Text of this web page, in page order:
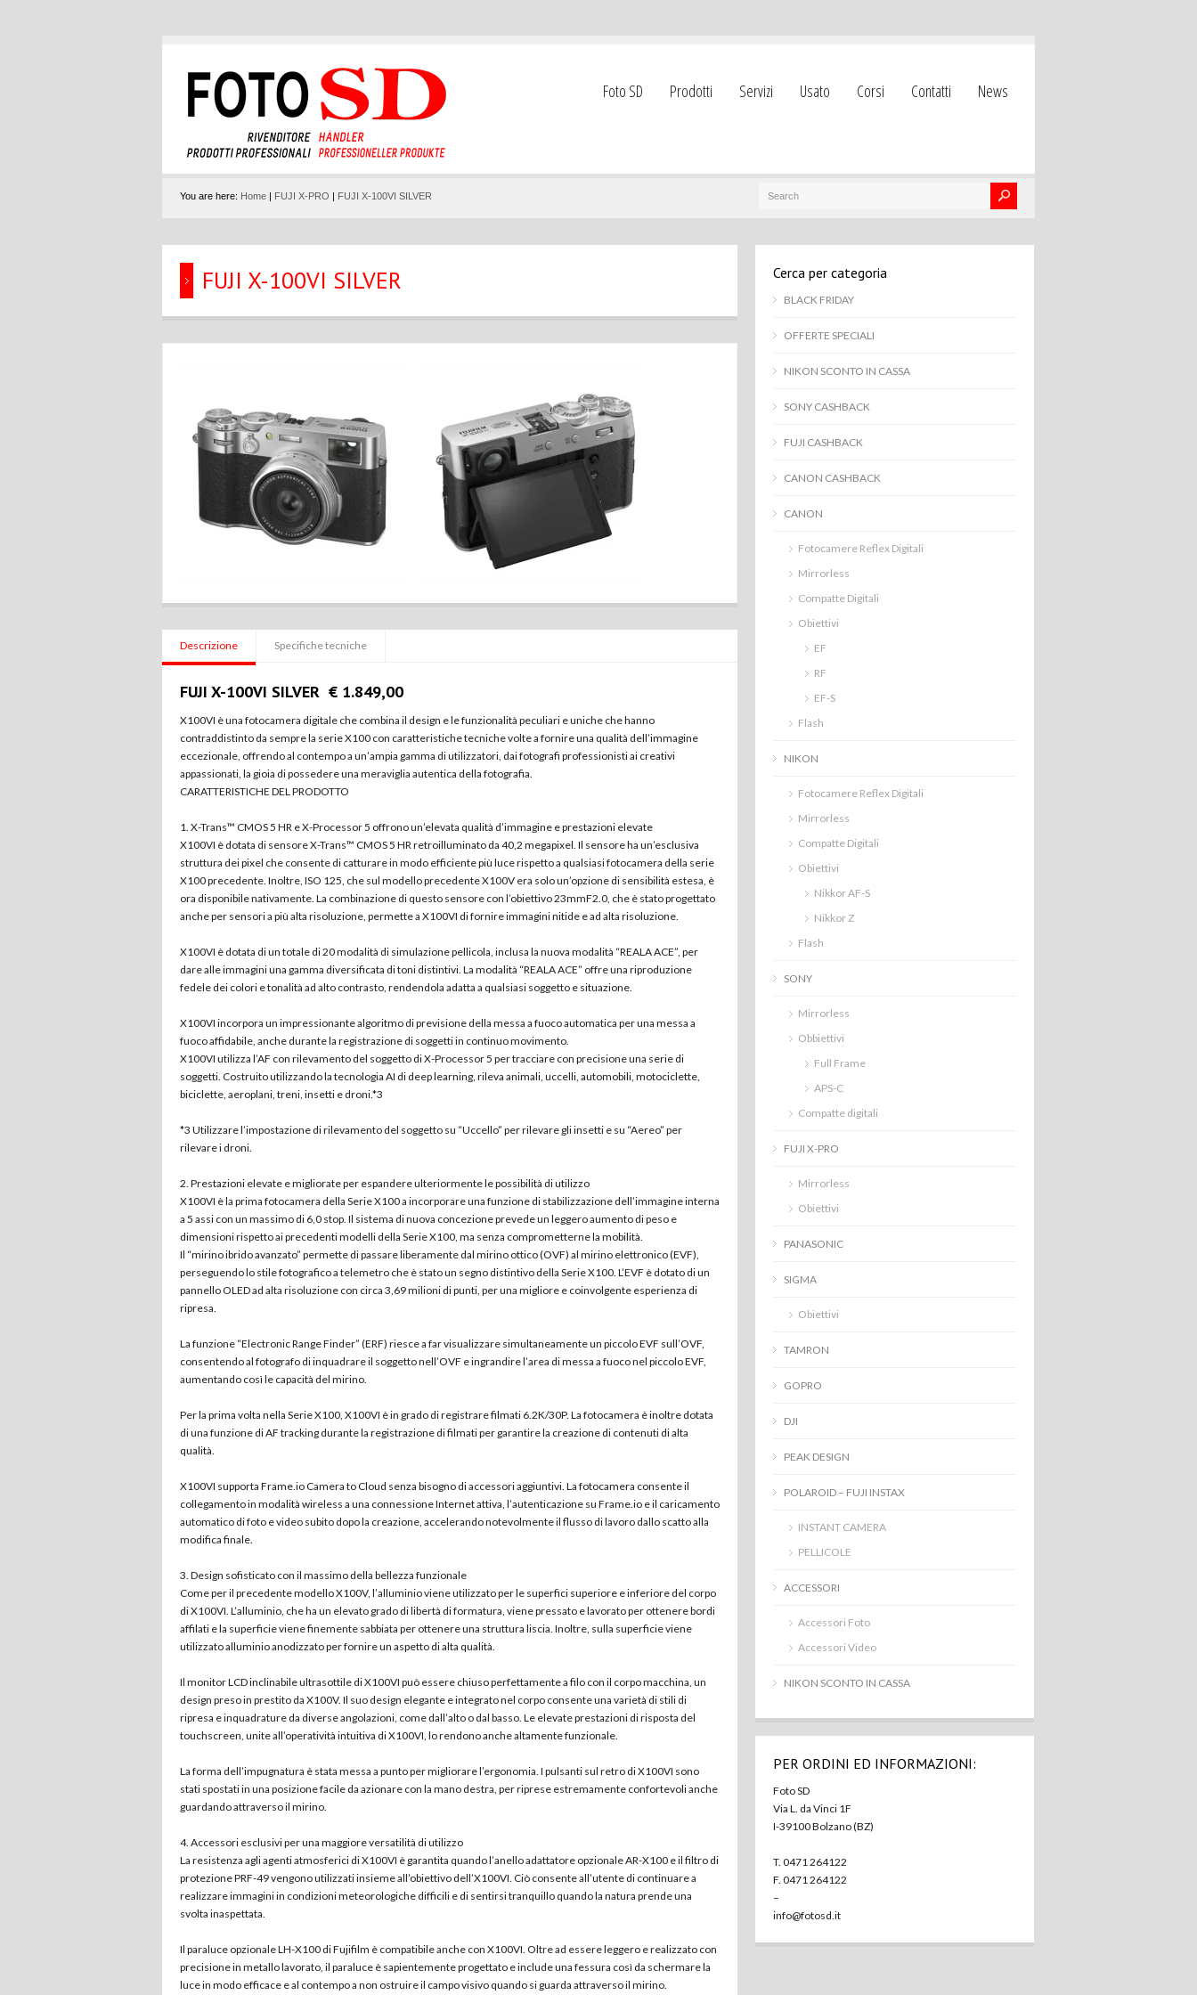
Foto SD Prodotti Servizi Usato Corsi Contatti News
You are here: Home | FUJI X-PRO | FUJI X-100VI SILVER
FUJI X-100VI SILVER
Descrizione Specifiche tecniche
FUJI X-100VI SILVER € 1.849,00
X100VI è una fotocamera digitale che combina il design e le funzionalità peculiari e uniche che hanno
contraddistinto da sempre la serie X100 con caratteristiche tecniche volte a fornire una qualità dell’immagine
eccezionale, offrendo al contempo a un’ampia gamma di utilizzatori, dai fotografi professionisti ai creativi
appassionati, la gioia di possedere una meraviglia autentica della fotografia.
CARATTERISTICHE DEL PRODOTTO
1. X-Trans™ CMOS 5 HR e X-Processor 5 offrono un’elevata qualità d’immagine e prestazioni elevate
X100VI è dotata di sensore X-Trans™ CMOS 5 HR retroilluminato da 40,2 megapixel. Il sensore ha un’esclusiva
struttura dei pixel che consente di catturare in modo efficiente più luce rispetto a qualsiasi fotocamera della serie
X100 precedente. Inoltre, ISO 125, che sul modello precedente X100V era solo un’opzione di sensibilità estesa, è
ora disponibile nativamente. La combinazione di questo sensore con l’obiettivo 23mmF2.0, che è stato progettato
anche per sensori a più alta risoluzione, permette a X100VI di fornire immagini nitide e ad alta risoluzione.
X100VI è dotata di un totale di 20 modalità di simulazione pellicola, inclusa la nuova modalità “REALA ACE”, per
dare alle immagini una gamma diversificata di toni distintivi. La modalità “REALA ACE” offre una riproduzione
fedele dei colori e tonalità ad alto contrasto, rendendola adatta a qualsiasi soggetto e situazione.
X100VI incorpora un impressionante algoritmo di previsione della messa a fuoco automatica per una messa a
fuoco affidabile, anche durante la registrazione di soggetti in continuo movimento.
X100VI utilizza l’AF con rilevamento del soggetto di X-Processor 5 per tracciare con precisione una serie di
soggetti. Costruito utilizzando la tecnologia AI di deep learning, rileva animali, uccelli, automobili, motociclette,
biciclette, aeroplani, treni, insetti e droni.*3
*3 Utilizzare l’impostazione di rilevamento del soggetto su “Uccello” per rilevare gli insetti e su “Aereo” per
rilevare i droni.
2. Prestazioni elevate e migliorate per espandere ulteriormente le possibilità di utilizzo
X100VI è la prima fotocamera della Serie X100 a incorporare una funzione di stabilizzazione dell’immagine interna
a 5 assi con un massimo di 6,0 stop. Il sistema di nuova concezione prevede un leggero aumento di peso e
dimensioni rispetto ai precedenti modelli della Serie X100, ma senza comprometterne la mobilità.
Il “mirino ibrido avanzato” permette di passare liberamente dal mirino ottico (OVF) al mirino elettronico (EVF),
perseguendo lo stile fotografico a telemetro che è stato un segno distintivo della Serie X100. L’EVF è dotato di un
pannello OLED ad alta risoluzione con circa 3,69 milioni di punti, per una migliore e coinvolgente esperienza di
ripresa.
La funzione “Electronic Range Finder” (ERF) riesce a far visualizzare simultaneamente un piccolo EVF sull’OVF,
consentendo al fotografo di inquadrare il soggetto nell’OVF e ingrandire l’area di messa a fuoco nel piccolo EVF,
aumentando così le capacità del mirino.
Per la prima volta nella Serie X100, X100VI è in grado di registrare filmati 6.2K/30P. La fotocamera è inoltre dotata
di una funzione di AF tracking durante la registrazione di filmati per garantire la creazione di contenuti di alta
qualità.
X100VI supporta Frame.io Camera to Cloud senza bisogno di accessori aggiuntivi. La fotocamera consente il
collegamento in modalità wireless a una connessione Internet attiva, l’autenticazione su Frame.io e il caricamento
automatico di foto e video subito dopo la creazione, accelerando notevolmente il flusso di lavoro dallo scatto alla
modifica finale.
3. Design sofisticato con il massimo della bellezza funzionale
Come per il precedente modello X100V, l’alluminio viene utilizzato per le superfici superiore e inferiore del corpo
di X100VI. L’alluminio, che ha un elevato grado di libertà di formatura, viene pressato e lavorato per ottenere bordi
affilati e la superficie viene finemente sabbiata per ottenere una struttura liscia. Inoltre, sulla superficie viene
utilizzato alluminio anodizzato per fornire un aspetto di alta qualità.
Il monitor LCD inclinabile ultrasottile di X100VI può essere chiuso perfettamente a filo con il corpo macchina, un
design preso in prestito da X100V. Il suo design elegante e integrato nel corpo consente una varietà di stili di
ripresa e inquadrature da diverse angolazioni, come dall’alto o dal basso. Le elevate prestazioni di risposta del
touchscreen, unite all’operatività intuitiva di X100VI, lo rendono anche altamente funzionale.
La forma dell’impugnatura è stata messa a punto per migliorare l’ergonomia. I pulsanti sul retro di X100VI sono
stati spostati in una posizione facile da azionare con la mano destra, per riprese estremamente confortevoli anche
guardando attraverso il mirino.
4. Accessori esclusivi per una maggiore versatilità di utilizzo
La resistenza agli agenti atmosferici di X100VI è garantita quando l’anello adattatore opzionale AR-X100 e il filtro di
protezione PRF-49 vengono utilizzati insieme all’obiettivo dell’X100VI. Ciò consente all’utente di continuare a
realizzare immagini in condizioni meteorologiche difficili e di sentirsi tranquillo quando la natura prende una
svolta inaspettata.
Il paraluce opzionale LH-X100 di Fujifilm è compatibile anche con X100VI. Oltre ad essere leggero e realizzato con
precisione in metallo lavorato, il paraluce è sapientemente progettato e include una fessura così da schermare la
luce in modo efficace e al contempo a non ostruire il campo visivo quando si guarda attraverso il mirino.
Cerca per categoria
BLACK FRIDAY
OFFERTE SPECIALI
NIKON SCONTO IN CASSA
SONY CASHBACK
FUJI CASHBACK
CANON CASHBACK
CANON
Fotocamere Reflex Digitali
Mirrorless
Compatte Digitali
Obiettivi
EF
RF
EF-S
Flash
NIKON
Fotocamere Reflex Digitali
Mirrorless
Compatte Digitali
Obiettivi
Nikkor AF-S
Nikkor Z
Flash
SONY
Mirrorless
Obbiettivi
Full Frame
APS-C
Compatte digitali
FUJI X-PRO
Mirrorless
Obiettivi
PANASONIC
SIGMA
Obiettivi
TAMRON
GOPRO
DJI
PEAK DESIGN
POLAROID – FUJI INSTAX
INSTANT CAMERA
PELLICOLE
ACCESSORI
Accessori Foto
Accessori Video
NIKON SCONTO IN CASSA
PER ORDINI ED INFORMAZIONI:
Foto SD
Via L. da Vinci 1F
I-39100 Bolzano (BZ)
T. 0471 264122
F. 0471 264122
–
info@fotosd.it